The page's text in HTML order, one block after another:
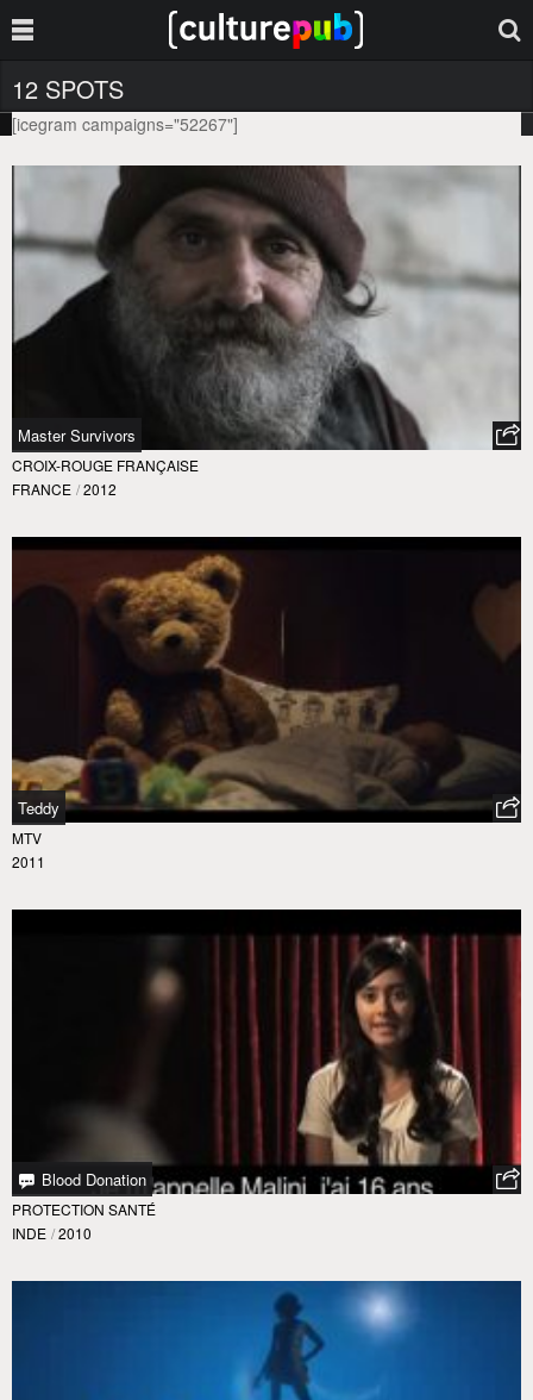
12 SPOTS
[icegram campaigns="52267"]
Master Survivors
CROIX-ROUGE FRANÇAISE
FRANCE / 2012
Teddy
MTV
2011
Blood Donation
PROTECTION SANTÉ
INDE / 2010